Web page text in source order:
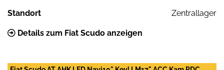
Standort Zentrallager
Details zum Fiat Scudo anzeigen